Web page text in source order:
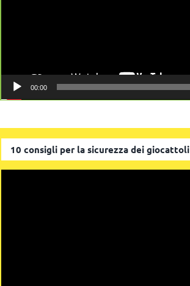
00:00
10 consigli per la sicurezza dei giocattoli